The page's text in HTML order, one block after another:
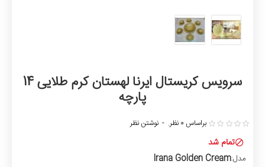
سرویس کریستال ایرنا لهستان کرم طلایی 14
پارچه
تمام شد
مدل:Irana Golden Cream
براساس 0 نظر. - نوشتن نظر